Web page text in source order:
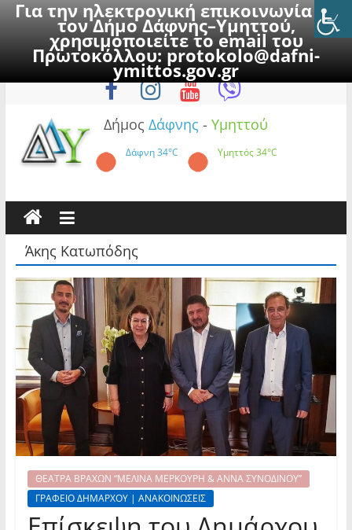
Για την ηλεκτρονική επικοινωνία με
τον Δήμο Δάφνης–Υμηττού,
χρησιμοποιείτε το email του
Πρωτοκόλλου:protokolo@dafni-
ymittos.gov.gr
to
Σάββατο, 8 Αυγούστου 2026
Δήμος Δάφνης - Υμηττού
Δάφνη34°C Υμηττός34°C
Άκης Κατωπόδης
ΘΕΑΤΡΑ ΒΡΑΧΩΝ “ΜΕΛΙΝΑ ΜΕΡΚΟΥΡΗ & ΑΝΝΑ ΣΥΝΟΔΙΝΟΥ”
ΓΡΑΦΕΙΟ ΔΗΜΑΡΧΟΥ | ΑΝΑΚΟΙΝΩΣΕΙΣ